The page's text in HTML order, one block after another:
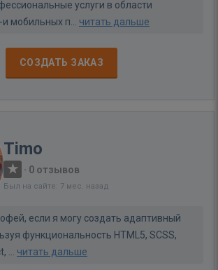
услуги в области
мобильных п... читать дальше
СОЗДАТЬ ЗАКАЗ
Timo
· 0 отзывов
Был на сайте: 7 мес. назад
если я могу создать адаптивный
функциональность HTML5, SCSS,
... читать дальше